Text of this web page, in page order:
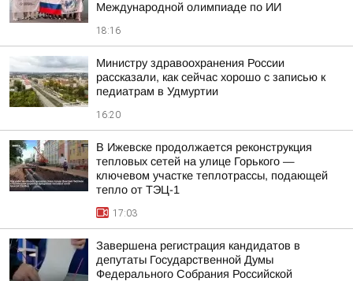
Международной олимпиаде по ИИ
18:16
Министру здравоохранения России
рассказали, как сейчас хорошо с записью к
педиатрам в Удмуртии
16:20
В Ижевске продолжается реконструкция
тепловых сетей на улице Горького —
ключевом участке теплотрассы, подающей
тепло от ТЭЦ-1
17:03
Завершена регистрация кандидатов в
депутаты Государственной Думы
Федерального Собрания Российской